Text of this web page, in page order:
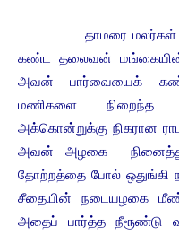
தாமரை மலர்கள்
கண்ட தலைவன்
அவன் பார்வையைக்
மணிகளை நிறைந்த
அக்கொன்றுக்கு
அவன் அழகை
தோற்றத்தை போல்
சீதையின் நடையழகை
அதைப் பார்த்த